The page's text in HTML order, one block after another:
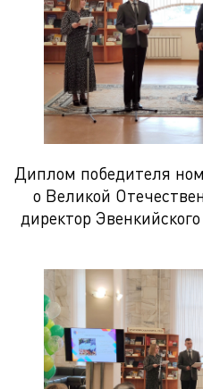
Диплом победителя
о Великой
директор